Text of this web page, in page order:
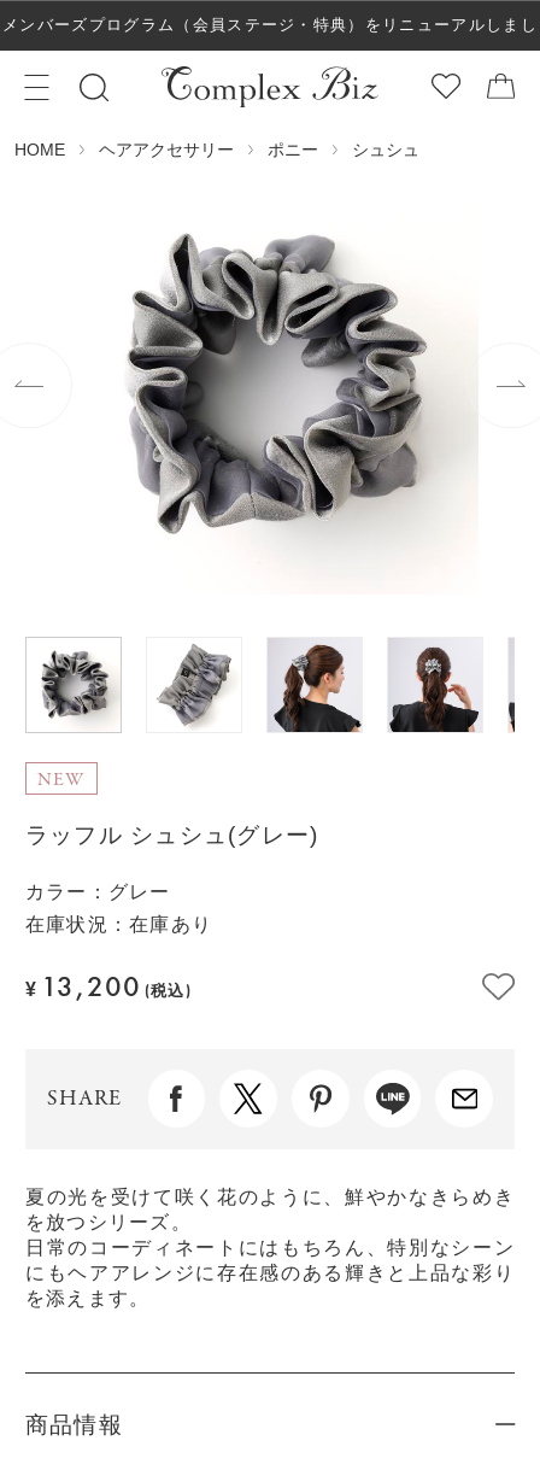
メンバーズプログラム（会員ステージ・特典）をリニューアルしまし
た！
HOME ヘアアクセサリー ポニー シュシュ
NEW
ラッフル シュシュ(グレー)
カラー ： グレー
在庫状況：在庫あり
¥ 13,200 (税込)
SHARE
夏の光を受けて咲く花のように、鮮やかなきらめき
を放つシリーズ。
日常のコーディネートにはもちろん、特別なシーン
にもヘアアレンジに存在感のある輝きと上品な彩り
を添えます。
商品情報